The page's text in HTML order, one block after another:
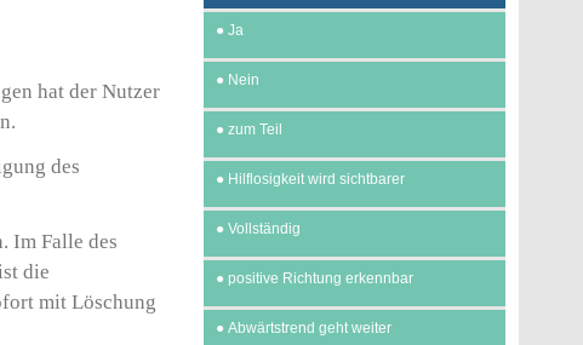
hat der Nutzer
des
Im Falle des
die
mit Löschung
● Ja
● Nein
● zum Teil
● Hilflosigkeit wird sichtbarer
● Vollständig
● positive Richtung erkennbar
● Abwärtstrend geht weiter